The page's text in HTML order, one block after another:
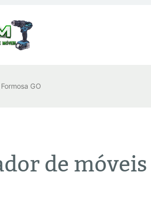
GO
de